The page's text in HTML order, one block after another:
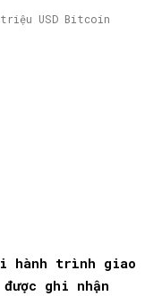
triệu USD Bitcoin
hành trình giao
ghi nhận